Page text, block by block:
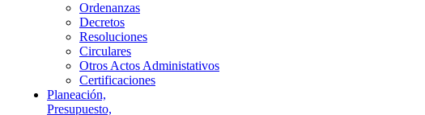
Ordenanzas
Decretos
Resoluciones
Circulares
Otros Actos Administativos
Certificaciones
Planeación,
Presupuesto,